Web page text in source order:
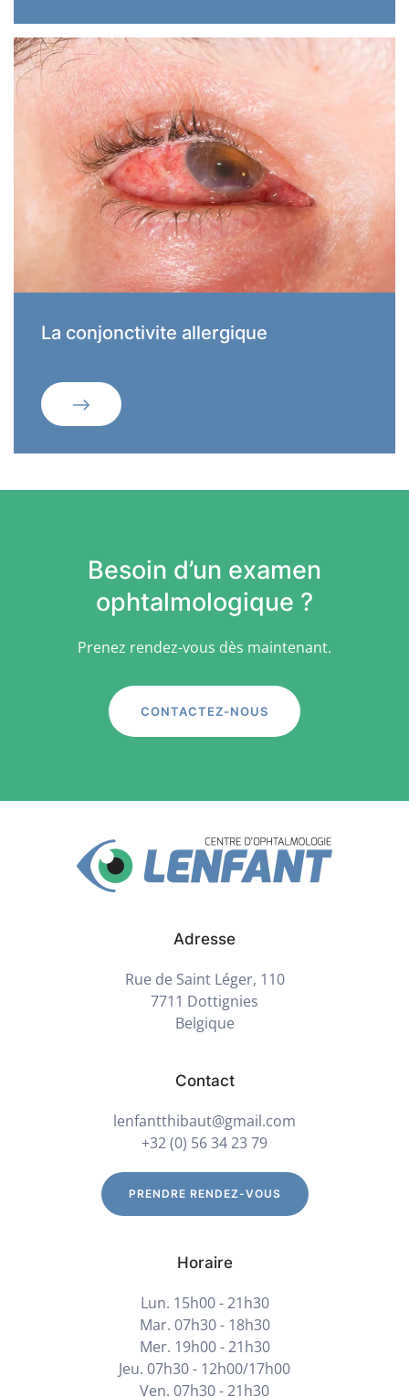
La conjonctivite allergique
Besoin d’un examen
ophtalmologique ?
Prenez rendez-vous dès maintenant.
CONTACTEZ-NOUS
Adresse
Rue de Saint Léger, 110
7711 Dottignies
Belgique
Contact
lenfantthibaut@gmail.com
+32 (0) 56 34 23 79
PRENDRE RENDEZ-VOUS
Horaire
Lun. 15h00 - 21h30
Mar. 07h30 - 18h30
Mer. 19h00 - 21h30
Jeu. 07h30 - 12h00/17h00
Ven. 07h30 - 21h30